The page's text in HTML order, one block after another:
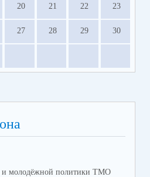
20 21 22 23
27 28 29 30
и молодёжной политики ТМО